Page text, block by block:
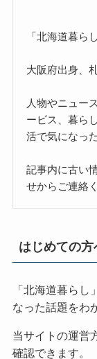
「北海道暮ら
大阪府出身、
人物やニュー
ービス、暮ら
活で気になっ
記事内に古い
せからご連絡
はじめての方
「北海道暮ら
なった話題をわ
当サイトの運営
確認できます。